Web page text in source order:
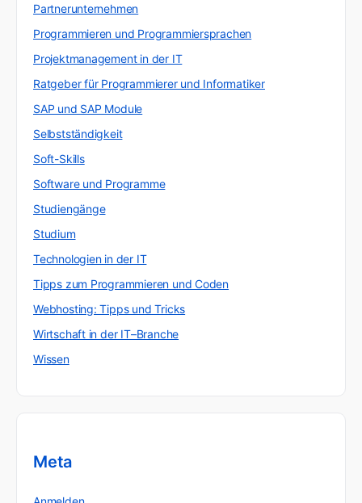
Partnerunternehmen
Programmieren und Programmiersprachen
Projektmanagement in der IT
Ratgeber für Programmierer und Informatiker
SAP und SAP Module
Selbstständigkeit
Soft-Skills
Software und Programme
Studiengänge
Studium
Technologien in der IT
Tipps zum Programmieren und Coden
Webhosting: Tipps und Tricks
Wirtschaft in der IT–Branche
Wissen
Meta